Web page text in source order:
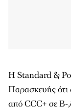
Η Standard &
Παρασκευής ότι
από CCC+ σε Β-